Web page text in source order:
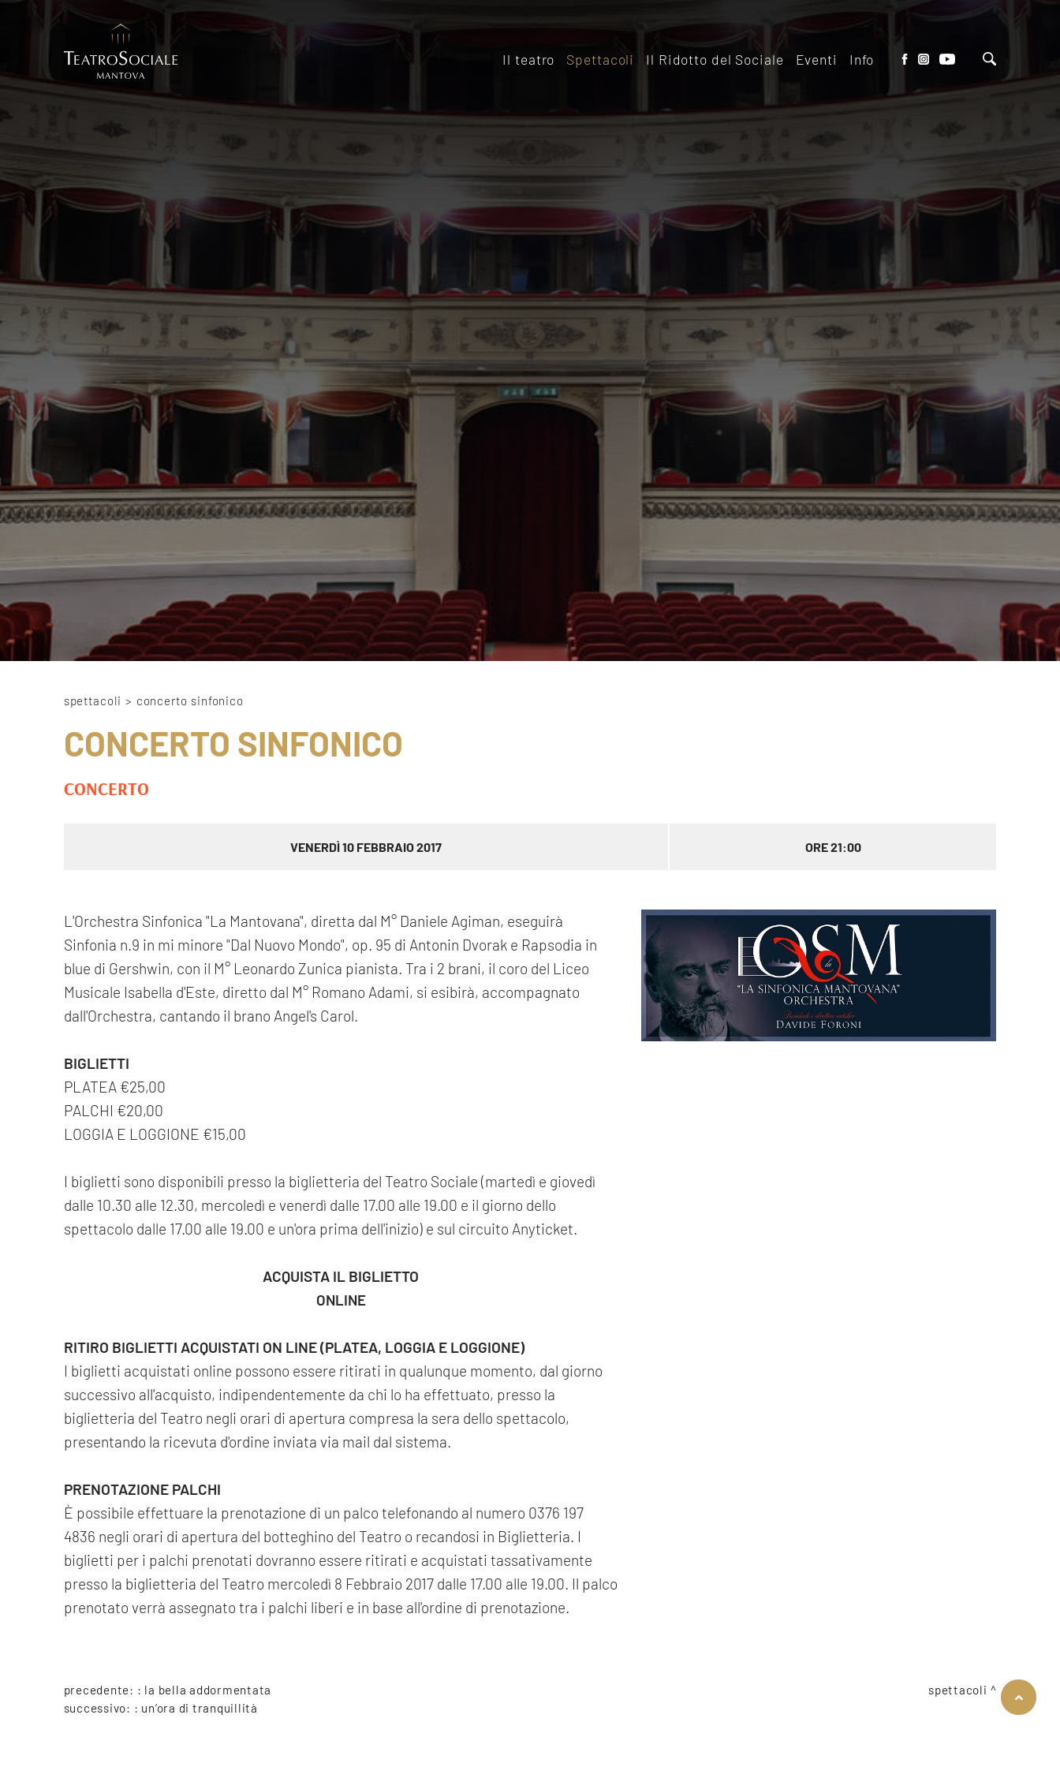
Il teatro
Sostieni il Teatro
Spettacoli Il Ridotto del Sociale
Il ridotto del Teatro
Ridotto
Eventi Info
Dove Parcheggiare
spettacoli > concerto sinfonico
CONCERTO SINFONICO
CONCERTO
VENERDÌ 10 FEBBRAIO 2017 ORE 21:00
L'Orchestra Sinfonica "La Mantovana", diretta dal M° Daniele Agiman, eseguirà
Sinfonia n.9 in mi minore "Dal Nuovo Mondo", op. 95 di Antonin Dvorak e Rapsodia in
blue di Gershwin, con il M° Leonardo Zunica pianista. Tra i 2 brani, il coro del Liceo
Musicale Isabella d'Este, diretto dal M° Romano Adami, si esibirà, accompagnato
dall'Orchestra, cantando il brano Angel's Carol.
BIGLIETTI
PLATEA €25,00
PALCHI €20,00
LOGGIA E LOGGIONE €15,00
I biglietti sono disponibili presso la biglietteria del Teatro Sociale (martedì e giovedì
dalle 10.30 alle 12.30, mercoledì e venerdì dalle 17.00 alle 19.00 e il giorno dello
spettacolo dalle 17.00 alle 19.00 e un'ora prima dell'inizio) e sul circuito Anyticket.
ACQUISTA IL BIGLIETTO
ONLINE
RITIRO BIGLIETTI ACQUISTATI ON LINE (PLATEA, LOGGIA E LOGGIONE)
I biglietti acquistati online possono essere ritirati in qualunque momento, dal giorno
successivo all'acquisto, indipendentemente da chi lo ha effettuato, presso la
biglietteria del Teatro negli orari di apertura compresa la sera dello spettacolo,
presentando la ricevuta d'ordine inviata via mail dal sistema.
PRENOTAZIONE PALCHI
È possibile effettuare la prenotazione di un palco telefonando al numero 0376 197
4836 negli orari di apertura del botteghino del Teatro o recandosi in Biglietteria. I
biglietti per i palchi prenotati dovranno essere ritirati e acquistati tassativamente
presso la biglietteria del Teatro mercoledì 8 Febbraio 2017 dalle 17.00 alle 19.00. Il palco
prenotato verrà assegnato tra i palchi liberi e in base all'ordine di prenotazione.
precedente: : la bella addormentata
successivo: : un’ora di tranquillità
spettacoli